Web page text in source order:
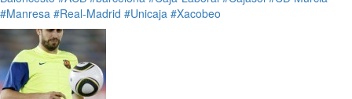
#Manresa #Real-Madrid #Unicaja #Xacobeo